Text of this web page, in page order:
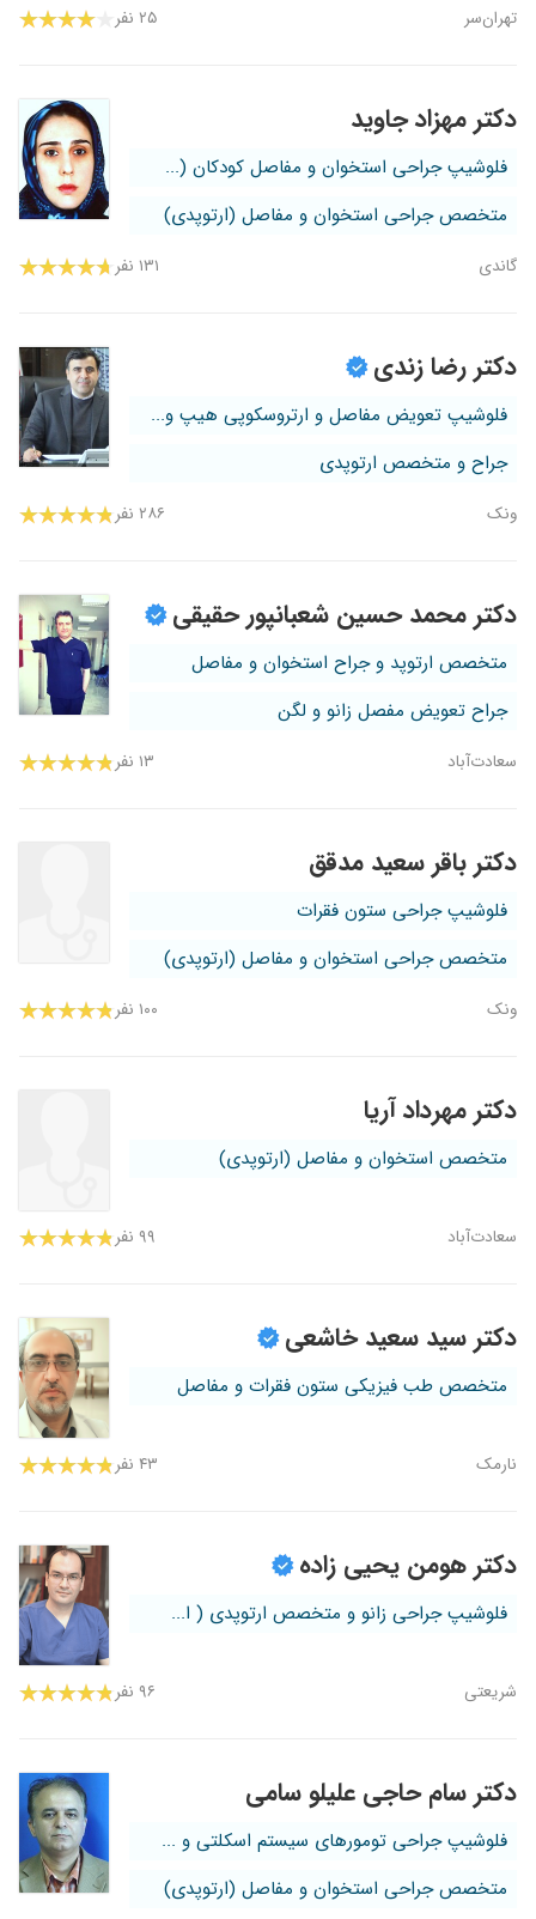
تهران‌سر ۲۵ نفر
دکتر مهزاد جاوید
فلوشیپ جراحی استخوان و مفاصل کودکان (...
متخصص جراحی استخوان و مفاصل (ارتوپدی)
گاندی ۱۳۱ نفر
دکتر رضا زندی
فلوشیپ تعویض مفاصل و ارتروسکوپی هیپ و...
جراح و متخصص ارتوپدی
ونک ۲۸۶ نفر
دکتر محمد حسین شعبانپور حقیقی
متخصص ارتوپد و جراح استخوان و مفاصل
جراح تعویض مفصل زانو و لگن
سعادت‌آباد ۱۳ نفر
دکتر باقر سعید مدقق
فلوشیپ جراحی ستون فقرات
متخصص جراحی استخوان و مفاصل (ارتوپدی)
ونک ۱۰۰ نفر
دکتر مهرداد آریا
متخصص استخوان و مفاصل (ارتوپدی)
سعادت‌آباد ۹۹ نفر
دکتر سید سعید خاشعی
متخصص طب فیزیکی ستون فقرات و مفاصل
نارمک ۴۳ نفر
دکتر هومن یحیی زاده
فلوشیپ جراحی زانو و متخصص ارتوپدی ( ا...
شریعتی ۹۶ نفر
دکتر سام حاجی علیلو سامی
فلوشیپ جراحی تومورهای سیستم اسکلتی و ...
متخصص جراحی استخوان و مفاصل (ارتوپدی)